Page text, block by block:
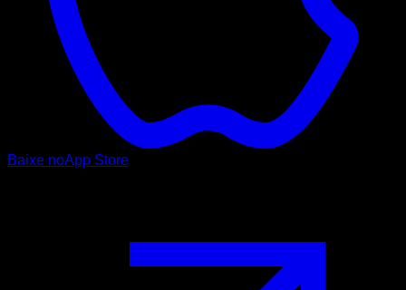
Baixe noApp Store